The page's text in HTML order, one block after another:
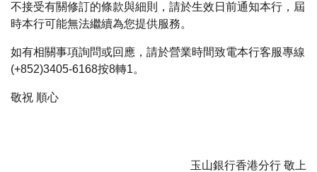
不接受有關修訂的條款與細則，請於生效日前通知本行，屆
時本行可能無法繼續為您提供服務。
如有相關事項詢問或回應，請於營業時間致電本行客服專線
(+852)3405-6168按8轉1。
敬祝 順心
玉山銀行香港分行 敬上